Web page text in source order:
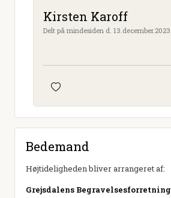
Kirsten Karoff
Delt på mindesiden d. 13.december.2023
Bedemand
Højtideligheden bliver arrangeret af:
Grejsdalens Begravelsesforretning